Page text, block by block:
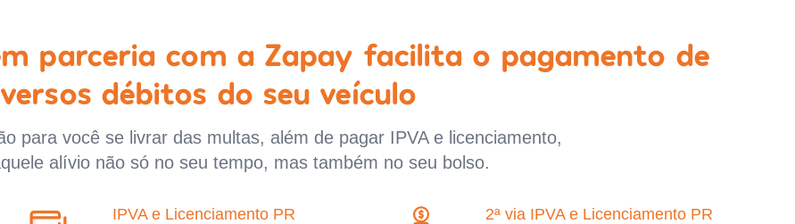
parceria com a Zapay facilita o pagamento de
débitos do seu veículo
para você se livrar das multas, além de pagar IPVA e licenciamento,
alívio não só no seu tempo, mas também no seu bolso.
IPVA e Licenciamento PR
2ª via IPVA e Licenciamento PR